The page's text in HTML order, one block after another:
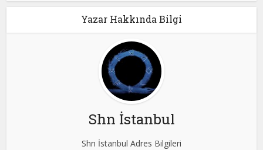
Yazar Hakkında Bilgi
Shn İstanbul
Shn İstanbul Adres Bilgileri